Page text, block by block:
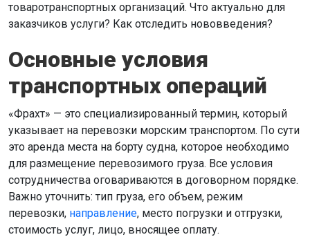
товаротранспортных организаций. Что актуально для
заказчиков услуги? Как отследить нововведения?
Основные условия
транспортных операций
«Фрахт» — это специализированный термин, который
указывает на перевозки морским транспортом. По сути
это аренда места на борту судна, которое необходимо
для размещение перевозимого груза. Все условия
сотрудничества оговариваются в договорном порядке.
Важно уточнить: тип груза, его объем, режим
перевозки, направление, место погрузки и отгрузки,
стоимость услуг, лицо, вносящее оплату.